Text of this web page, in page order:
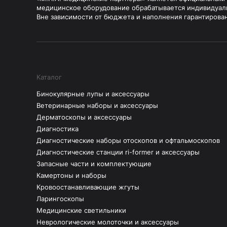
медицинское оборудование обрабатывается
Вне зависимости от бюджета и наполнения
Каталог
Бинокулярные лупы и аксессуары
Ветеринарные наборы и аксессуары
Дерматоскопы и аксессуары
Диагностика
Диагностические наборы отоскопов и офтальмоскопов
Диагностические станции ri-former и аксессуары
Запасные части и комплектующие
Камертоны и наборы
Кровоостанавливающие жгуты
Ларингоскопы
Медицинские светильники
Неврологические молоточки и аксессуары